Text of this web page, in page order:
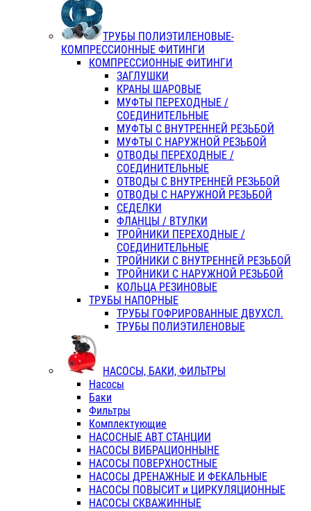
ТРУБЫ ПОЛИЭТИЛЕНОВЫЕ-
КОМПРЕССИОННЫЕ ФИТИНГИ
КОМПРЕССИОННЫЕ ФИТИНГИ
ЗАГЛУШКИ
КРАНЫ ШАРОВЫЕ
МУФТЫ ПЕРЕХОДНЫЕ /
СОЕДИНИТЕЛЬНЫЕ
МУФТЫ С ВНУТРЕННЕЙ РЕЗЬБОЙ
МУФТЫ С НАРУЖНОЙ РЕЗЬБОЙ
ОТВОДЫ ПЕРЕХОДНЫЕ /
СОЕДИНИТЕЛЬНЫЕ
ОТВОДЫ С ВНУТРЕННЕЙ РЕЗЬБОЙ
ОТВОДЫ С НАРУЖНОЙ РЕЗЬБОЙ
СЕДЕЛКИ
ФЛАНЦЫ / ВТУЛКИ
ТРОЙНИКИ ПЕРЕХОДНЫЕ /
СОЕДИНИТЕЛЬНЫЕ
ТРОЙНИКИ С ВНУТРЕННЕЙ РЕЗЬБОЙ
ТРОЙНИКИ С НАРУЖНОЙ РЕЗЬБОЙ
КОЛЬЦА РЕЗИНОВЫЕ
ТРУБЫ НАПОРНЫЕ
ТРУБЫ ГОФРИРОВАННЫЕ ДВУХСЛ.
ТРУБЫ ПОЛИЭТИЛЕНОВЫЕ
НАСОСЫ, БАКИ, ФИЛЬТРЫ
Насосы
Баки
Фильтры
Комплектующие
НАСОСНЫЕ АВТ СТАНЦИИ
НАСОСЫ ВИБРАЦИОННЫНЕ
НАСОСЫ ПОВЕРХНОСТНЫЕ
НАСОСЫ ДРЕНАЖНЫЕ И ФЕКАЛЬНЫЕ
НАСОСЫ ПОВЫСИТ и ЦИРКУЛЯЦИОННЫЕ
НАСОСЫ СКВАЖИННЫЕ